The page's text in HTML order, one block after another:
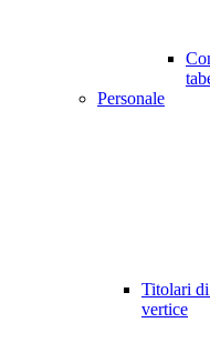
Personale
Titolari
vertice